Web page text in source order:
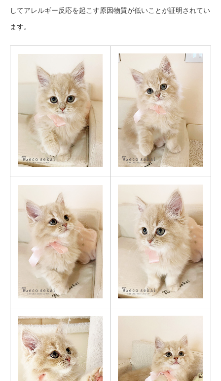
してアレルギー反応を起こす原因物質が低いことが証明されてい
ます。